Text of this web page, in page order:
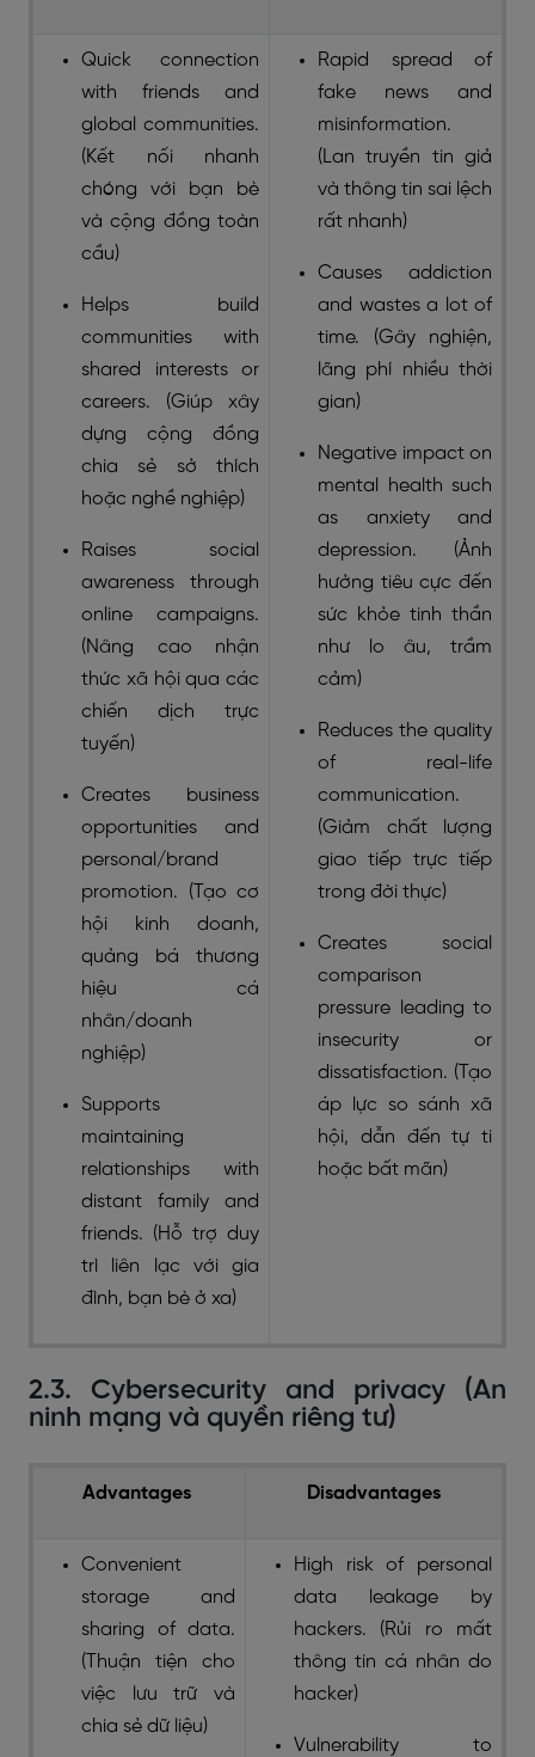
Quick connection
with friends and
global communities.
(Kết nối nhanh
chóng với bạn bè
và cộng đồng toàn
cầu)
Helps build
communities with
shared interests or
careers. (Giúp xây
dựng cộng đồng
chia sẻ sở thích
hoặc nghề nghiệp)
Raises social
awareness through
online campaigns.
(Nâng cao nhận
thức xã hội qua các
chiến dịch trực
tuyến)
Creates business
opportunities and
personal/brand
promotion. (Tạo cơ
hội kinh doanh,
quảng bá thương
hiệu cá
nhân/doanh
nghiệp)
Supports
maintaining
relationships with
distant family and
friends. (Hỗ trợ duy
trì liên lạc với gia
đình, bạn bè ở xa)
Rapid spread of
fake news and
misinformation.
(Lan truyền tin giả
và thông tin sai lệch
rất nhanh)
Causes addiction
and wastes a lot of
time. (Gây nghiện,
lãng phí nhiều thời
gian)
Negative impact on
mental health such
as anxiety and
depression. (Ảnh
hưởng tiêu cực đến
sức khỏe tinh thần
như lo âu, trầm
cảm)
Reduces the quality
of real-life
communication.
(Giảm chất lượng
giao tiếp trực tiếp
trong đời thực)
Creates social
comparison
pressure leading to
insecurity or
dissatisfaction. (Tạo
áp lực so sánh xã
hội, dẫn đến tự ti
hoặc bất mãn)
2.3. Cybersecurity and privacy (An
ninh mạng và quyền riêng tư)
Advantages Disadvantages
Convenient
storage and
sharing of data.
(Thuận tiện cho
việc lưu trữ và
chia sẻ dữ liệu)
High risk of personal
data leakage by
hackers. (Rủi ro mất
thông tin cá nhân do
hacker)
Vulnerability to